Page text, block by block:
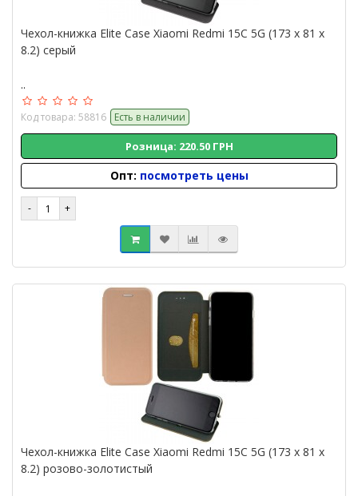
Чехол-книжка Elite Case Xiaomi Redmi 15C 5G (173 x 81 x
8.2) серый
..
Код товара: 58816 Есть в наличии
Розница: 220.50 ГРН
Опт: посмотреть цены
Чехол-книжка Elite Case Xiaomi Redmi 15C 5G (173 x 81 x
8.2) розово-золотистый